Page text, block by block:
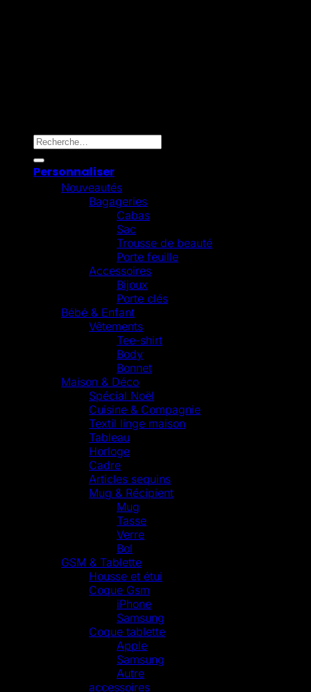
Personnaliser
Nouveautés
Bagageries
Cabas
Sac
Trousse de beauté
Porte feuille
Accessoires
Bijoux
Porte clés
Bébé & Enfant
Vêtements
Tee-shirt
Body
Bonnet
Maison & Déco
Spécial Noël
Cuisine & Compagnie
Textil linge maison
Tableau
Horloge
Cadre
Articles sequins
Mug & Récipient
Mug
Tasse
Verre
Bol
GSM & Tablette
Housse et étui
Coque Gsm
iPhone
Samsung
Coque tablette
Apple
Samsung
Autre
accessoires